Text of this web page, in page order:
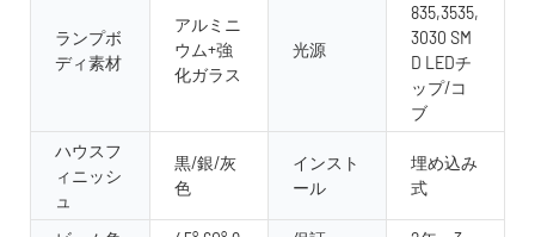
ランプボ
ディ素材
アルミニ
ウム+強
化ガラス
光源
835,3535,
3030 SM
D LEDチ
ップ/コ
ブ
ハウスフ
ィニッシ
ュ
黒/銀/灰
色
インスト
ール
埋め込み
式